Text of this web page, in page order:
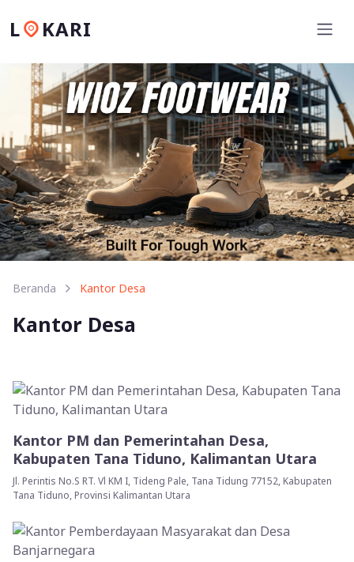
L KARI
Beranda Kantor Desa
Kantor Desa
Kantor PM dan Pemerintahan Desa,
Kabupaten Tana Tiduno, Kalimantan Utara
Jl. Perintis No.S RT. Vl KM I, Tideng Pale, Tana Tidung 77152, Kabupaten
Tana Tiduno, Provinsi Kalimantan Utara